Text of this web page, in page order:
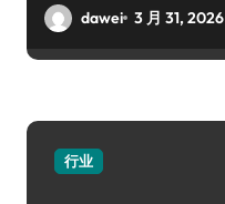
dawei 3 月 31, 2026
行业